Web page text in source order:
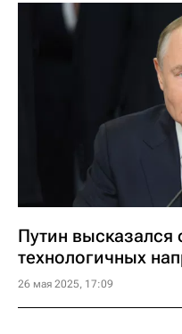
Путин высказался
технологичных
26 мая 2025, 17:09